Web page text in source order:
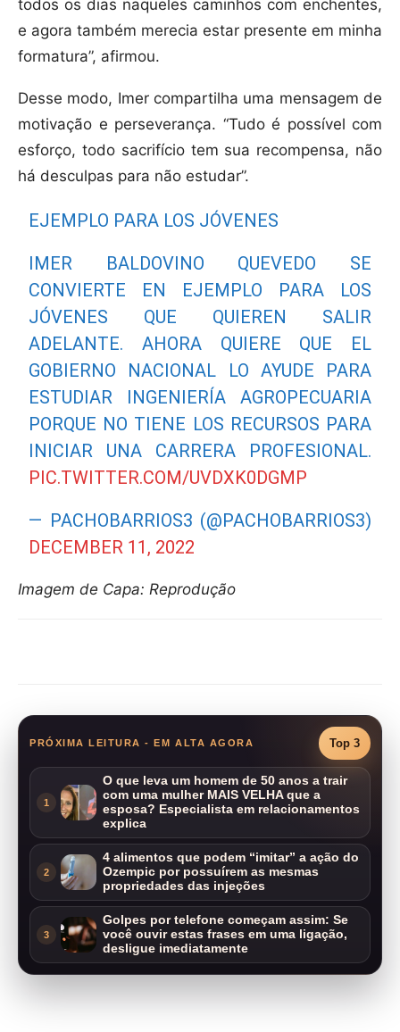
todos os dias naqueles caminhos com enchentes,
e agora também merecia estar presente em minha
formatura”, afirmou.
Desse modo, Imer compartilha uma mensagem de
motivação e perseverança. “Tudo é possível com
esforço, todo sacrifício tem sua recompensa, não
há desculpas para não estudar”.
EJEMPLO PARA LOS JÓVENES
IMER BALDOVINO QUEVEDO SE
CONVIERTE EN EJEMPLO PARA LOS
JÓVENES QUE QUIEREN SALIR
ADELANTE. AHORA QUIERE QUE EL
GOBIERNO NACIONAL LO AYUDE PARA
ESTUDIAR INGENIERÍA AGROPECUARIA
PORQUE NO TIENE LOS RECURSOS PARA
INICIAR UNA CARRERA PROFESIONAL.
PIC.TWITTER.COM/UVDXK0DGMP
— PACHOBARRIOS3 (@PACHOBARRIOS3)
DECEMBER 11, 2022
Imagem de Capa: Reprodução
PRÓXIMA LEITURA - EM ALTA AGORA Top 3
1
O que leva um homem de 50 anos a trair
com uma mulher MAIS VELHA que a
esposa? Especialista em relacionamentos
explica
2
4 alimentos que podem “imitar” a ação do
Ozempic por possuírem as mesmas
propriedades das injeções
3
Golpes por telefone começam assim: Se
você ouvir estas frases em uma ligação,
desligue imediatamente